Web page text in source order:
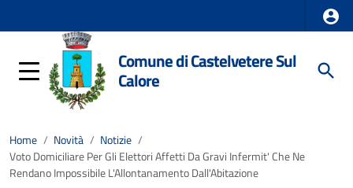
Comune di Castelvetere Sul
Calore
Home / Novità / Notizie /
Voto Domiciliare Per Gli Elettori Affetti Da Gravi Infermit' Che Ne
Rendano Impossibile L'Allontanamento Dall'Abitazione